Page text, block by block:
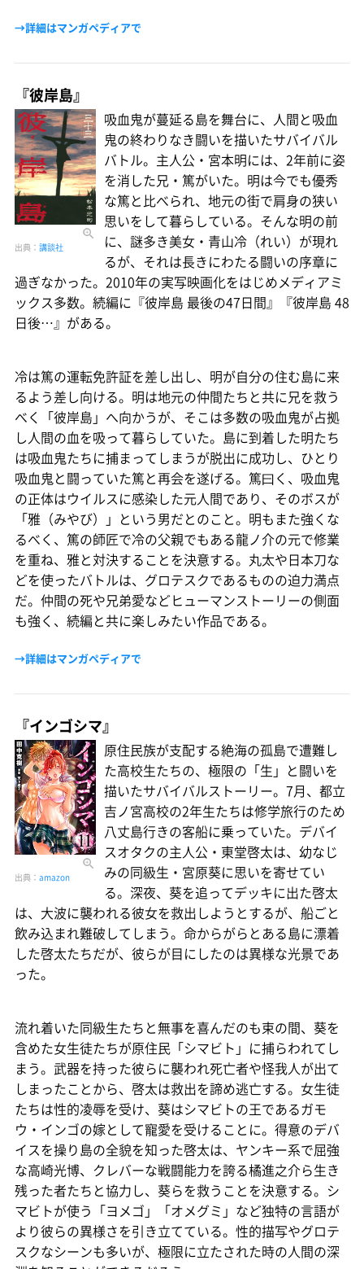
→詳細はマンガペディアで
『彼岸島』
出典： 講談社
吸血鬼が蔓延る島を舞台に、人間と吸血
鬼の終わりなき闘いを描いたサバイバル
バトル。主人公・宮本明には、2年前に姿
を消した兄・篤がいた。明は今でも優秀
な篤と比べられ、地元の街で肩身の狭い
思いをして暮らしている。そんな明の前
に、謎多き美女・青山冷（れい）が現れ
るが、それは長きにわたる闘いの序章に
過ぎなかった。2010年の実写映画化をはじめメディアミ
ックス多数。続編に『彼岸島 最後の47日間』『彼岸島 48
日後…』がある。
冷は篤の運転免許証を差し出し、明が自分の住む島に来
るよう差し向ける。明は地元の仲間たちと共に兄を救う
べく「彼岸島」へ向かうが、そこは多数の吸血鬼が占拠
し人間の血を吸って暮らしていた。島に到着した明たち
は吸血鬼たちに捕まってしまうが脱出に成功し、ひとり
吸血鬼と闘っていた篤と再会を遂げる。篤曰く、吸血鬼
の正体はウイルスに感染した元人間であり、そのボスが
「雅（みやび）」という男だとのこと。明もまた強くな
るべく、篤の師匠で冷の父親でもある龍ノ介の元で修業
を重ね、雅と対決することを決意する。丸太や日本刀な
どを使ったバトルは、グロテスクであるものの迫力満点
だ。仲間の死や兄弟愛などヒューマンストーリーの側面
も強く、続編と共に楽しみたい作品である。
→詳細はマンガペディアで
『インゴシマ』
出典： amazon
原住民族が支配する絶海の孤島で遭難し
た高校生たちの、極限の「生」と闘いを
描いたサバイバルストーリー。7月、都立
吉ノ宮高校の2年生たちは修学旅行のため
八丈島行きの客船に乗っていた。デバイ
スオタクの主人公・東堂啓太は、幼なじ
みの同級生・宮原葵に思いを寄せてい
る。深夜、葵を追ってデッキに出た啓太
は、大波に襲われる彼女を救出しようとするが、船ごと
飲み込まれ難破してしまう。命からがらとある島に漂着
した啓太たちだが、彼らが目にしたのは異様な光景であ
った。
流れ着いた同級生たちと無事を喜んだのも束の間、葵を
含めた女生徒たちが原住民「シマビト」に捕らわれてし
まう。武器を持った彼らに襲われ死亡者や怪我人が出て
しまったことから、啓太は救出を諦め逃亡する。女生徒
たちは性的凌辱を受け、葵はシマビトの王であるガモ
ウ・インゴの嫁として寵愛を受けることに。得意のデバ
イスを操り島の全貌を知った啓太は、ヤンキー系で屈強
な高崎光博、クレバーな戦闘能力を誇る橘進之介ら生き
残った者たちと協力し、葵らを救うことを決意する。シ
マビトが使う「ヨメゴ」「オメグミ」など独特の言語が
より彼らの異様さを引き立てている。性的描写やグロテ
スクなシーンも多いが、極限に立たされた時の人間の深